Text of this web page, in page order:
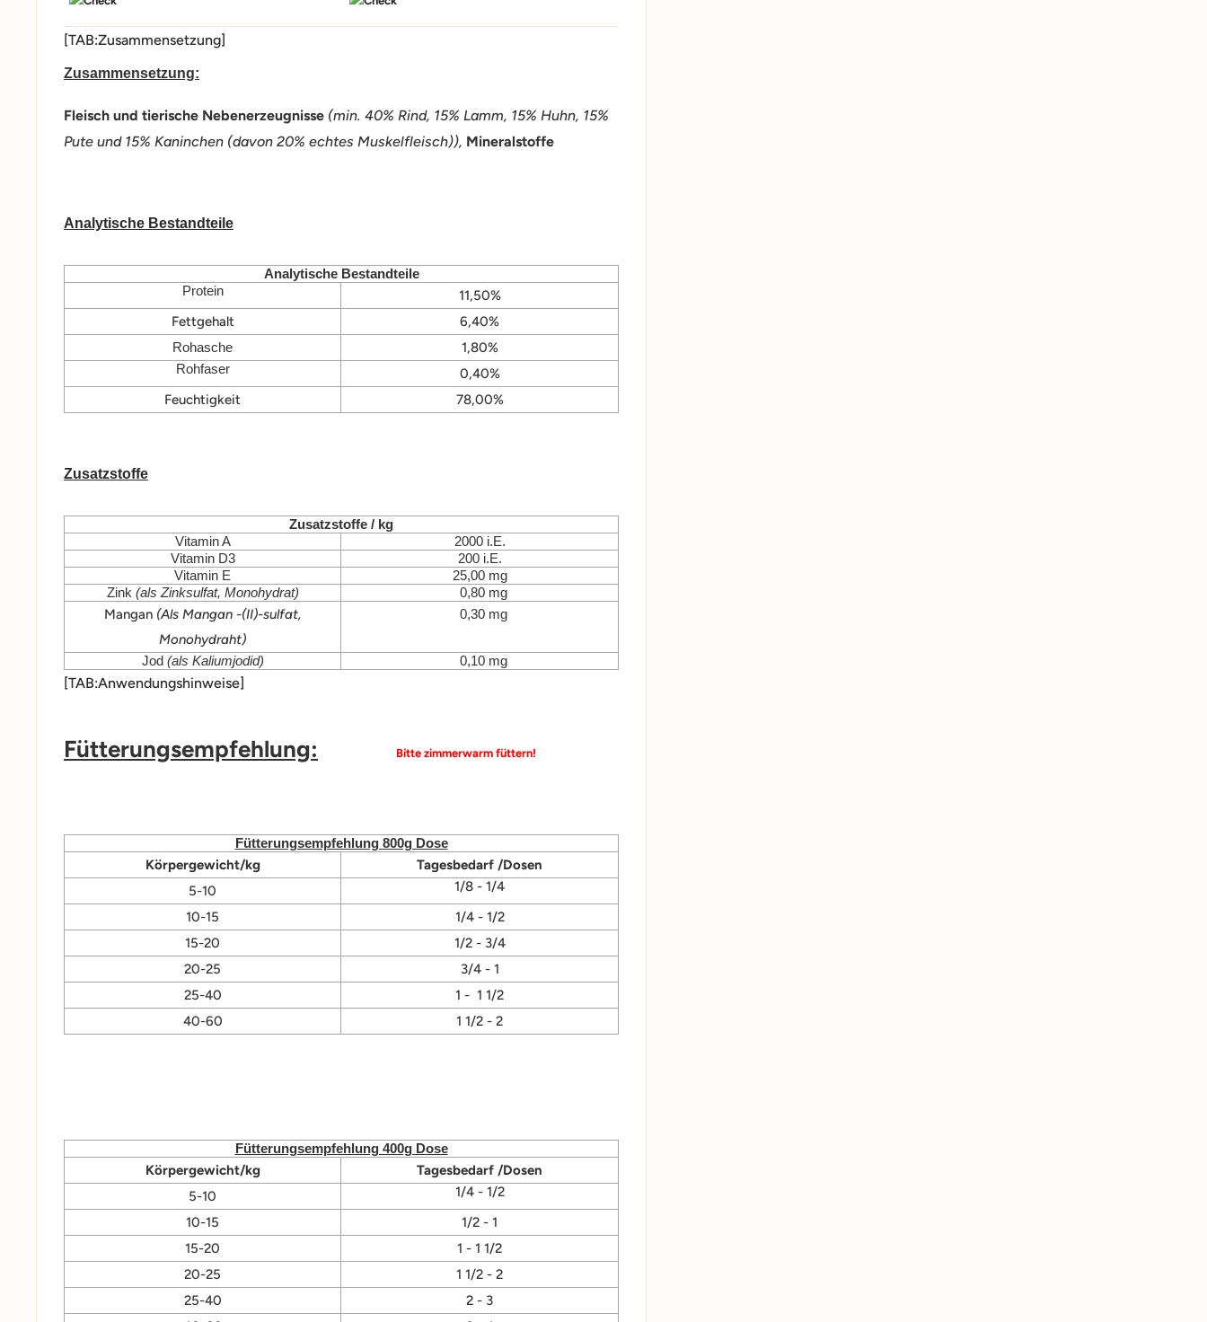
[TAB:Zusammensetzung]
Zusammensetzung:
Fleisch und tierische Nebenerzeugnisse (min. 40% Rind, 15% Lamm, 15% Huhn, 15%
Pute und 15% Kaninchen (davon 20% echtes Muskelfleisch)), Mineralstoffe
Analytische Bestandteile
Analytische Bestandteile
Protein
11,50%
Fettgehalt
6,40%
Rohasche 1,80%
Rohfaser
0,40%
Feuchtigkeit
78,00%
Zusatzstoffe
Zusatzstoffe / kg
Vitamin A
2000 i.E.
Vitamin D3
200 i.E.
Vitamin E
25,00 mg
Zink (als Zinksulfat, Monohydrat) 0,80 mg
Mangan (Als Mangan -(II)-sulfat,
Monohydraht)
0,30 mg
Jod (als Kaliumjodid) 0,10 mg
[TAB:Anwendungshinweise]
Fütterungsempfehlung: Bitte zimmerwarm füttern!
Fütterungsempfehlung 800g Dose
Körpergewicht/kg
Tagesbedarf /Dosen
5-10
1/8 - 1/4
10-15
1/4 - 1/2
15-20
1/2 - 3/4
20-25
3/4 - 1
25-40
1 - 1 1/2
40-60
1 1/2 - 2
Fütterungsempfehlung 400g Dose
Körpergewicht/kg
Tagesbedarf /Dosen
5-10
1/4 - 1/2
10-15
1/2 - 1
15-20
1 - 1 1/2
20-25
1 1/2 - 2
25-40
2 - 3